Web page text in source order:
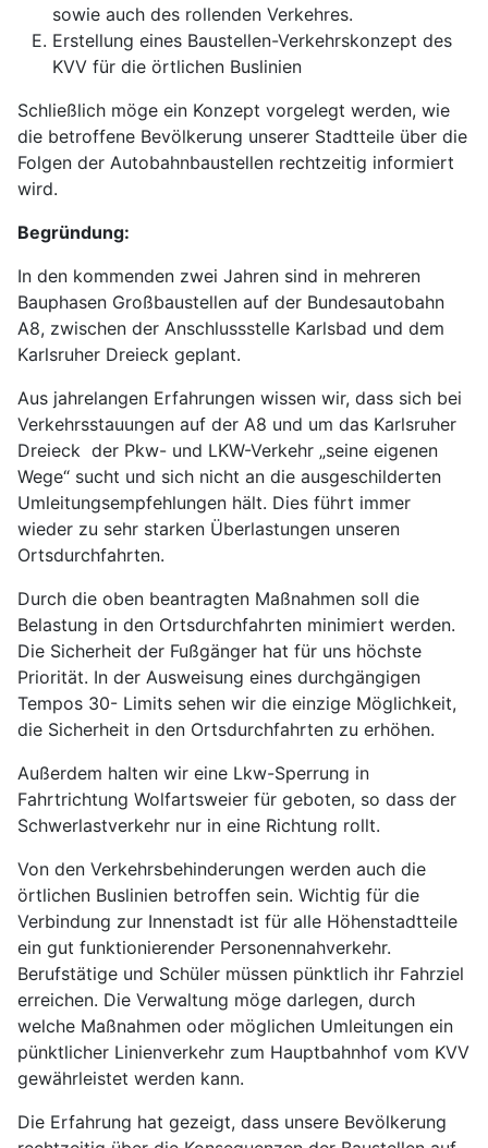
sowie auch des rollenden Verkehres.
Erstellung eines Baustellen-Verkehrskonzept des
KVV für die örtlichen Buslinien
Schließlich möge ein Konzept vorgelegt werden, wie
die betroffene Bevölkerung unserer Stadtteile über die
Folgen der Autobahnbaustellen rechtzeitig informiert
wird.
Begründung:
In den kommenden zwei Jahren sind in mehreren
Bauphasen Großbaustellen auf der Bundesautobahn
A8, zwischen der Anschlussstelle Karlsbad und dem
Karlsruher Dreieck geplant.
Aus jahrelangen Erfahrungen wissen wir, dass sich bei
Verkehrsstauungen auf der A8 und um das Karlsruher
Dreieck der Pkw- und LKW-Verkehr „seine eigenen
Wege“ sucht und sich nicht an die ausgeschilderten
Umleitungsempfehlungen hält. Dies führt immer
wieder zu sehr starken Überlastungen unseren
Ortsdurchfahrten.
Durch die oben beantragten Maßnahmen soll die
Belastung in den Ortsdurchfahrten minimiert werden.
Die Sicherheit der Fußgänger hat für uns höchste
Priorität. In der Ausweisung eines durchgängigen
Tempos 30- Limits sehen wir die einzige Möglichkeit,
die Sicherheit in den Ortsdurchfahrten zu erhöhen.
Außerdem halten wir eine Lkw-Sperrung in
Fahrtrichtung Wolfartsweier für geboten, so dass der
Schwerlastverkehr nur in eine Richtung rollt.
Von den Verkehrsbehinderungen werden auch die
örtlichen Buslinien betroffen sein. Wichtig für die
Verbindung zur Innenstadt ist für alle Höhenstadtteile
ein gut funktionierender Personennahverkehr.
Berufstätige und Schüler müssen pünktlich ihr Fahrziel
erreichen. Die Verwaltung möge darlegen, durch
welche Maßnahmen oder möglichen Umleitungen ein
pünktlicher Linienverkehr zum Hauptbahnhof vom KVV
gewährleistet werden kann.
Die Erfahrung hat gezeigt, dass unsere Bevölkerung